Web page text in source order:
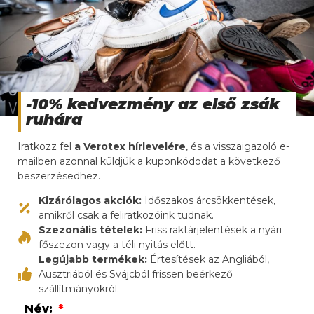
Abálás ruhamegfelelő osztályozása biztosítja,
hogy minden ügyfél a saját üzleti modelljének
megfelelő árut kapjon, legyen szó prémium
használt ruhaboltról vagy alacsonyabb
árkategóriás second-hand üzletről.
Abálás ruhaválogatási folyamata
módszerekkel egyaránt történik. A
munkafolyamat során tapasztalt szakemberek
hibás vagy elavult darabokat, és gondoskodnak a
szezonális szempontok szerinti válogatásról.
Ezen felül a minőségbiztosítási rendszer
folyamatos ellenőrzéseket tartalmaz, így az
ügyfelek mindig pontosan azt a minőséget kapják,
-10% kedvezmény az első zsák
ruhára
Iratkozz fel a Verotex hírlevelére, és a visszaigazoló e-
mailben azonnal küldjük a kuponkódodat a következő
beszerzésedhez.
Kizárólagos akciók: Időszakos árcsökkentések,
amikről csak a feliratkozóink tudnak.
Szezonális tételek: Friss raktárjelentések a nyári
főszezon vagy a téli nyitás előtt.
Legújabb termékek: Értesítések az Angliából,
Ausztriából és Svájcból frissen beérkező
szállítmányokról.
Név: